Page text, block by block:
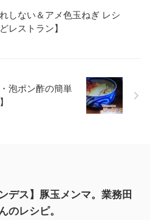
しない＆アメ色玉ねぎ レシ
レストラン】
泡ポン酢の簡単
デス】豚玉メンマ。業務田
のレシピ。